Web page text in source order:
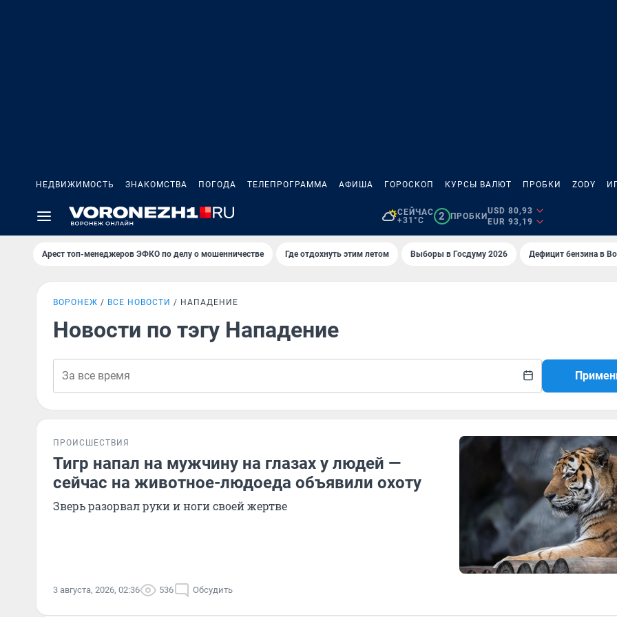
НЕДВИЖИМОСТЬ ЗНАКОМСТВА ПОГОДА ТЕЛЕПРОГРАММА АФИША ГОРОСКОП КУРСЫ ВАЛЮТ ПРОБКИ ZODY
СЕЙЧАС
+31°C
2 ПРОБКИ
USD 80,93
EUR 93,19
Арест топ-менеджеров ЭФКО по делу о мошенничестве Где отдохнуть этим летом Выборы в Госдуму 2026 Дефицит бензина в
ВОРОНЕЖ ВСЕ НОВОСТИ НАПАДЕНИЕ
Новости по тэгу Нападение
ПРОИСШЕСТВИЯ
Тигр напал на мужчину на глазах у людей —
сейчас на животное-людоеда объявили охоту
Зверь разорвал руки и ноги своей жертве
3 августа, 2026, 02:36 536 Обсудить